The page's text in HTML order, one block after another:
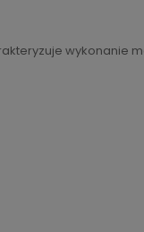
wykonanie